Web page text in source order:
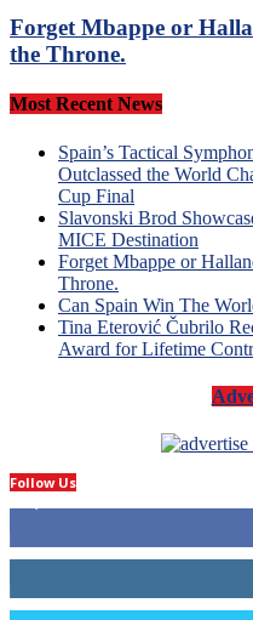
Forget Mbappe or
the Throne.
Most Recent News
Spain’s Tactical
Outclassed the World
Cup Final
Slavonski Brod
MICE Destination
Forget Mbappe or
Throne.
Can Spain Win The
Tina Eterović Čubrilo
Award for Lifetime
Follow Us